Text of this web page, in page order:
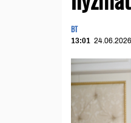
BT
13:01 24.06.2026